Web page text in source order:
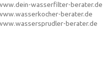
wasserfilter-berater.de
berater.de
berater.de